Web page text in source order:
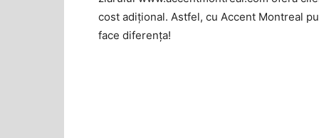
cost adiţional. Astfel, cu Accent Montreal
face diferenţa!